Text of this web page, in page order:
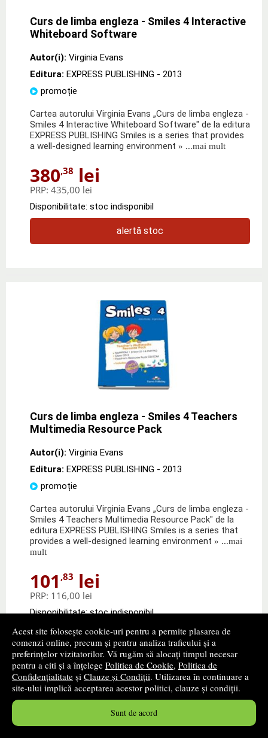
Acest site folosește cookie-uri pentru a permite plasarea de
comenzi online, precum și pentru analiza traficului și a
preferințelor vizitatorilor. Vă rugăm să alocați timpul necesar
pentru a citi și a înțelege Politica de Cookie, Politica de
Confidențialitate și Clauze și Condiții. Utilizarea în continuare a
site-ului implică acceptarea acestor politici, clauze și condiții.
Sunt de acord
Curs de limba engleza - Smiles 4 Interactive
Whiteboard Software
Autor(i): Virginia Evans
Editura: EXPRESS PUBLISHING - 2013
promoție
Cartea autorului Virginia Evans „Curs de limba engleza -
Smiles 4 Interactive Whiteboard Software" de la editura
EXPRESS PUBLISHING Smiles is a series that provides
a well-designed learning environment » ...mai mult
380,38 lei
PRP: 435,00 lei
Disponibilitate: stoc indisponibil
alertă stoc
Curs de limba engleza - Smiles 4 Teachers
Multimedia Resource Pack
Autor(i): Virginia Evans
Editura: EXPRESS PUBLISHING - 2013
promoție
Cartea autorului Virginia Evans „Curs de limba engleza -
Smiles 4 Teachers Multimedia Resource Pack" de la
editura EXPRESS PUBLISHING Smiles is a series that
provides a well-designed learning environment » ...mai
mult
101 ,83 lei
PRP: 116,00 lei
Disponibilitate: stoc indisponibil
alertă stoc